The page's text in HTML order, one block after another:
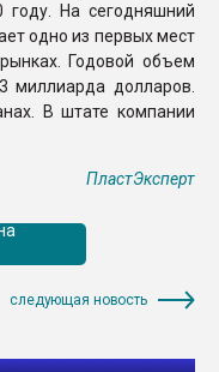
На сегодняшний
одно из первых мест
Годовой объем
миллиарда долларов.
В штате компании
ПластЭксперт
следующая новость